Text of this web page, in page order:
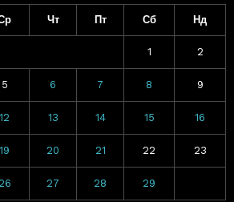
Чт Пт Сб Нд
1 2
5 6 7 8 9
12 13 14 15 16
19 20 21 22 23
27 28 29